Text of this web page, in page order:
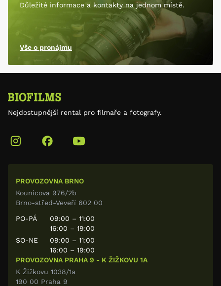
Důležité informace a kontakty na jednom místě.
Vše o pronájmu
Nejdostupnější rental pro filmaře a fotografy.
PROVOZOVNA BRNO
Kounicova 976/2b
Brno-střed-Veveří 602 00
PO-PÁ
09:00 – 11:00
16:00 – 19:00
SO-NE
09:00 – 11:00
16:00 – 19:00
PROVOZOVNA PRAHA 9 - K ŽIŽKOVU 1A
K Žižkovu 1038/1a
190 00 Praha 9